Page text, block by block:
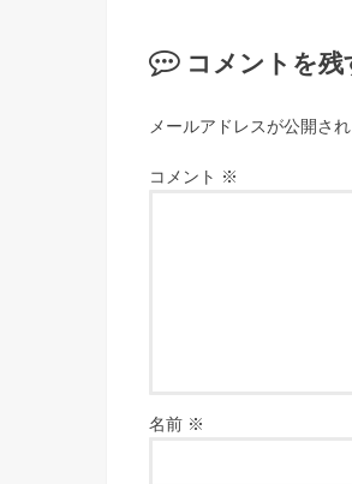
コメントを残
メールアドレスが公開さ
コメント ※
名前 ※